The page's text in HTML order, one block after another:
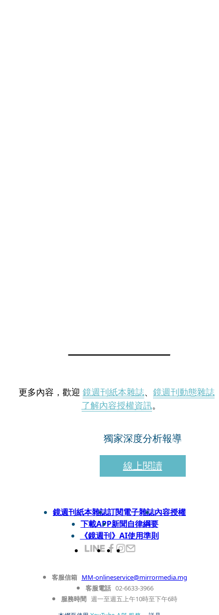
更多內容，歡迎 鏡週刊紙本雜誌、 鏡週刊動態雜誌
了解內容授權資訊。
獨家深度分析報導
線上閱讀
鏡週刊紙本雜誌訂閱電子雜誌內容授權
下載APP新聞自律綱要
《鏡週刊》AI使用準則
客服信箱 MM-onlineservice@mirrormedia.mg
客服電話 02-6633-3966
服務時間 週一至週五上午10時至下午6時